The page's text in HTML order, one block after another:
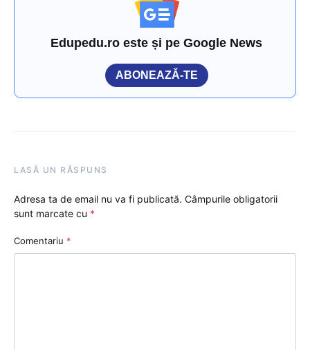
Edupedu.ro este și pe Google News
ABONEAZĂ-TE
LASĂ UN RĂSPUNS
Adresa ta de email nu va fi publicată. Câmpurile obligatorii
sunt marcate cu *
Comentariu *